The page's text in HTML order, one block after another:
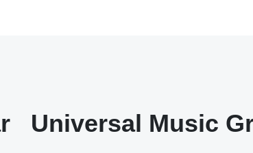
Universal Music